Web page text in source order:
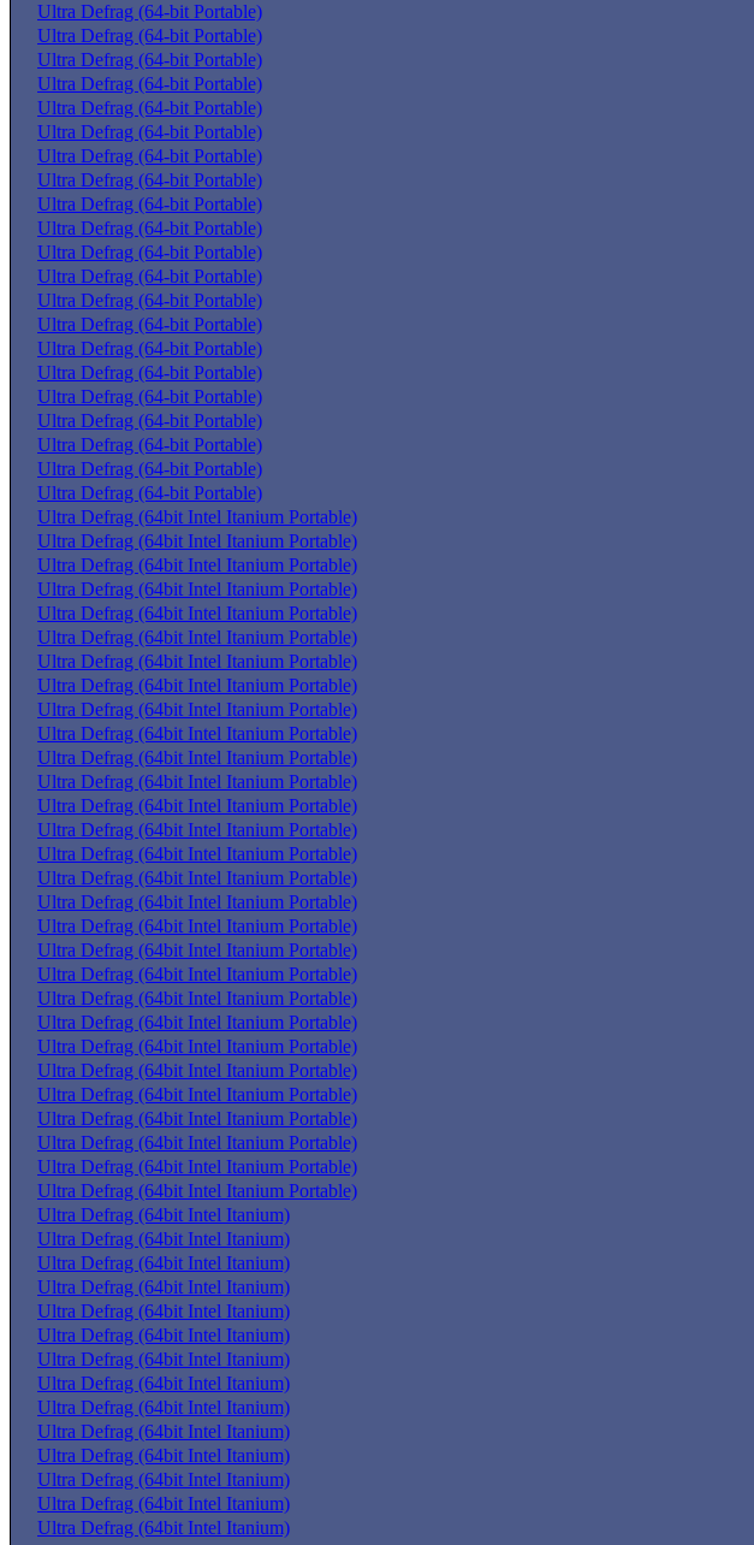
Ultra Defrag (64-bit Portable)
Ultra Defrag (64-bit Portable)
Ultra Defrag (64-bit Portable)
Ultra Defrag (64-bit Portable)
Ultra Defrag (64-bit Portable)
Ultra Defrag (64-bit Portable)
Ultra Defrag (64-bit Portable)
Ultra Defrag (64-bit Portable)
Ultra Defrag (64-bit Portable)
Ultra Defrag (64-bit Portable)
Ultra Defrag (64-bit Portable)
Ultra Defrag (64-bit Portable)
Ultra Defrag (64-bit Portable)
Ultra Defrag (64-bit Portable)
Ultra Defrag (64-bit Portable)
Ultra Defrag (64-bit Portable)
Ultra Defrag (64-bit Portable)
Ultra Defrag (64-bit Portable)
Ultra Defrag (64-bit Portable)
Ultra Defrag (64-bit Portable)
Ultra Defrag (64-bit Portable)
Ultra Defrag (64bit Intel Itanium Portable)
Ultra Defrag (64bit Intel Itanium Portable)
Ultra Defrag (64bit Intel Itanium Portable)
Ultra Defrag (64bit Intel Itanium Portable)
Ultra Defrag (64bit Intel Itanium Portable)
Ultra Defrag (64bit Intel Itanium Portable)
Ultra Defrag (64bit Intel Itanium Portable)
Ultra Defrag (64bit Intel Itanium Portable)
Ultra Defrag (64bit Intel Itanium Portable)
Ultra Defrag (64bit Intel Itanium Portable)
Ultra Defrag (64bit Intel Itanium Portable)
Ultra Defrag (64bit Intel Itanium Portable)
Ultra Defrag (64bit Intel Itanium Portable)
Ultra Defrag (64bit Intel Itanium Portable)
Ultra Defrag (64bit Intel Itanium Portable)
Ultra Defrag (64bit Intel Itanium Portable)
Ultra Defrag (64bit Intel Itanium Portable)
Ultra Defrag (64bit Intel Itanium Portable)
Ultra Defrag (64bit Intel Itanium Portable)
Ultra Defrag (64bit Intel Itanium Portable)
Ultra Defrag (64bit Intel Itanium Portable)
Ultra Defrag (64bit Intel Itanium Portable)
Ultra Defrag (64bit Intel Itanium Portable)
Ultra Defrag (64bit Intel Itanium Portable)
Ultra Defrag (64bit Intel Itanium Portable)
Ultra Defrag (64bit Intel Itanium Portable)
Ultra Defrag (64bit Intel Itanium Portable)
Ultra Defrag (64bit Intel Itanium Portable)
Ultra Defrag (64bit Intel Itanium Portable)
Ultra Defrag (64bit Intel Itanium)
Ultra Defrag (64bit Intel Itanium)
Ultra Defrag (64bit Intel Itanium)
Ultra Defrag (64bit Intel Itanium)
Ultra Defrag (64bit Intel Itanium)
Ultra Defrag (64bit Intel Itanium)
Ultra Defrag (64bit Intel Itanium)
Ultra Defrag (64bit Intel Itanium)
Ultra Defrag (64bit Intel Itanium)
Ultra Defrag (64bit Intel Itanium)
Ultra Defrag (64bit Intel Itanium)
Ultra Defrag (64bit Intel Itanium)
Ultra Defrag (64bit Intel Itanium)
Ultra Defrag (64bit Intel Itanium)